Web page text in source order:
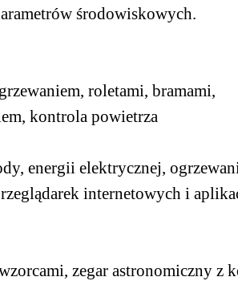
środowiskowych.
roletami, bramami,
kontrola powietrza
energii elektrycznej,
internetowych i
zegar astronomiczny z